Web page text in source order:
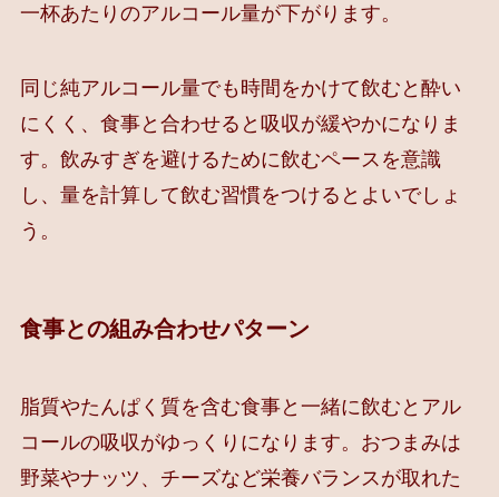
一杯あたりのアルコール量が下がります。
同じ純アルコール量でも時間をかけて飲むと酔い
にくく、食事と合わせると吸収が緩やかになりま
す。飲みすぎを避けるために飲むペースを意識
し、量を計算して飲む習慣をつけるとよいでしょ
う。
食事との組み合わせパターン
脂質やたんぱく質を含む食事と一緒に飲むとアル
コールの吸収がゆっくりになります。おつまみは
野菜やナッツ、チーズなど栄養バランスが取れた